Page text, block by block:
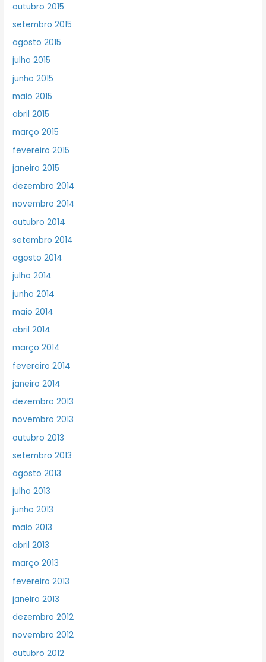
outubro 2015
setembro 2015
agosto 2015
julho 2015
junho 2015
maio 2015
abril 2015
março 2015
fevereiro 2015
janeiro 2015
dezembro 2014
novembro 2014
outubro 2014
setembro 2014
agosto 2014
julho 2014
junho 2014
maio 2014
abril 2014
março 2014
fevereiro 2014
janeiro 2014
dezembro 2013
novembro 2013
outubro 2013
setembro 2013
agosto 2013
julho 2013
junho 2013
maio 2013
abril 2013
março 2013
fevereiro 2013
janeiro 2013
dezembro 2012
novembro 2012
outubro 2012